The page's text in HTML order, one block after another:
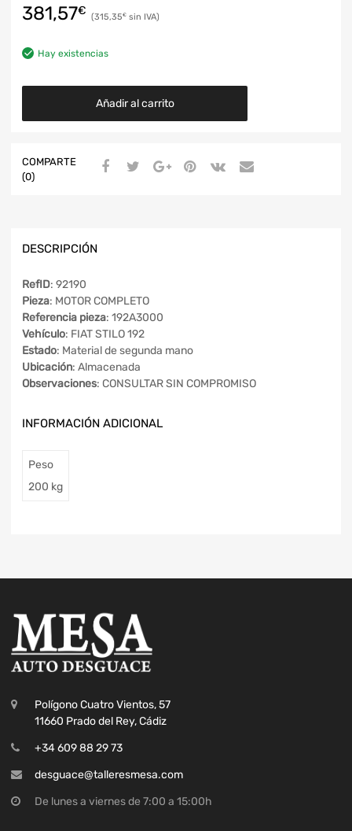
381,57€ 315,35€
Hay existencias
Añadir al carrito
COMPARTE
(0)
DESCRIPCIÓN
RefID: 92190
Pieza: MOTOR COMPLETO
Referencia pieza: 192A3000
Vehículo: FIAT STILO 192
Estado: Material de segunda mano
Ubicación: Almacenada
Observaciones: CONSULTAR SIN COMPROMISO
INFORMACIÓN ADICIONAL
Peso
200 kg
Polígono Cuatro Vientos, 57
11660 Prado del Rey, Cádiz
+34 609 88 29 73
desguace@talleresmesa.com
De lunes a viernes de 7:00 a 15:00h